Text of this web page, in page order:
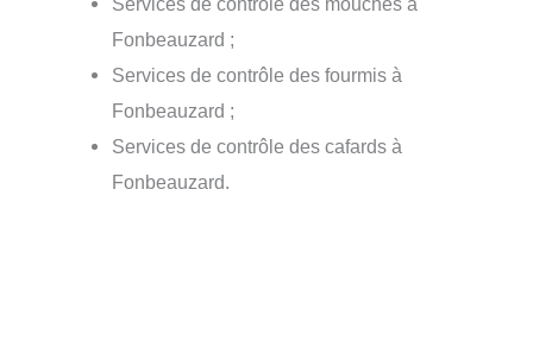
Fonbeauzard ;
Services de contrôle des fourmis à
Fonbeauzard ;
Services de contrôle des cafards à
Fonbeauzard.